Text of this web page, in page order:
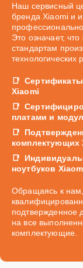
Наш сервисный
бренда Xiaomi и
Это означает,
стандартам
технологических
Сертификаты
Xiaomi
платами и
комплектующих
ноутбуков
Обращаясь к нам,
подтвержденное
на все
комплектующие.